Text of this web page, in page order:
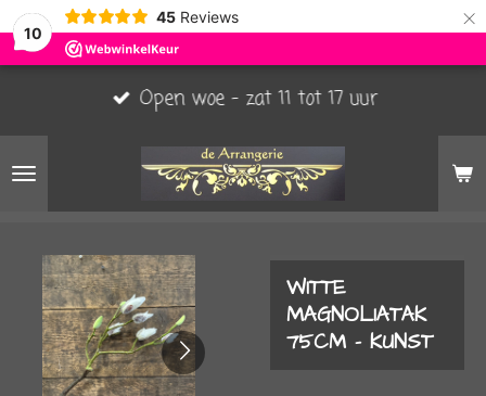
10
45 Reviews ×
Open woe - zat 11 tot 17 uur
WITTE
MAGNOLIATAK
75CM - KUNST